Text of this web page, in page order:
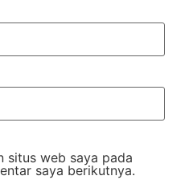
situs web saya pada
saya berikutnya.